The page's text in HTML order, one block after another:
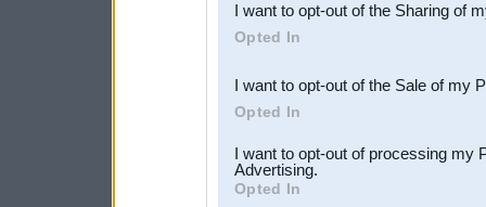
Downstream Participants
third parties.
I want to opt-out of the Sharing of
Opted In
I want to opt-out of the Sale of my
Opted In
I want to opt-out of processing my
Advertising.
Opted In